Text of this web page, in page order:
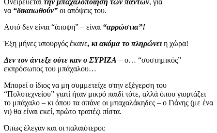
Ονειρεύεται την μπαχαλοποίηση των πάντων, για
να “δικαιωθούν” οι απόψεις του.
Αυτό δεν είναι “άποψη” – είναι “αρρώστια”!
Έξη μήνες υπουργός έκανε, κι ακόμα το πληρώνει η χώρα!
Δεν τον άντεξε ούτε καν ο ΣΥΡΙΖΑ – ο… “συστημικός”
εκπρόσωπος του μπάχαλου…
Μπορεί ο ίδιος να μη συμμετείχε στην εξέγερση του
“Πολυτεχνείου” γιατί ήταν μικρό παιδί τότε, αλλά όπου γιορτάζει
το μπάχαλο – κι όπου τα σπάνε οι μπαχαλάκηδες – ο Γιάνης (με ένα
νι) θα είναι εκεί, πρώτο τραπέζι πίστα.
Όπως έλεγαν και οι παλαιότεροι: